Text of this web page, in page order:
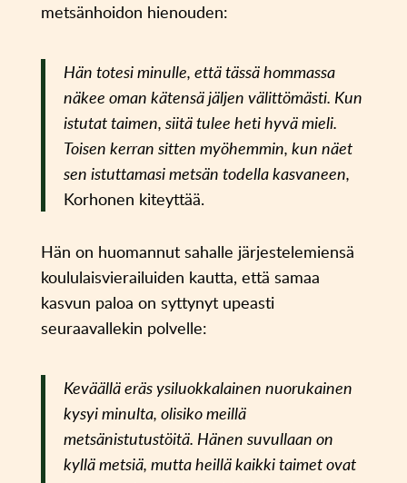
metsänhoidon hienouden:
Hän totesi minulle, että tässä hommassa
näkee oman kätensä jäljen välittömästi. Kun
istutat taimen, siitä tulee heti hyvä mieli.
Toisen kerran sitten myöhemmin, kun näet
sen istuttamasi metsän todella kasvaneen,
Korhonen kiteyttää.
Hän on huomannut sahalle järjestelemiensä
koululaisvierailuiden kautta, että samaa
kasvun paloa on syttynyt upeasti
seuraavallekin polvelle:
Keväällä eräs ysiluokkalainen nuorukainen
kysyi minulta, olisiko meillä
metsänistutustöitä. Hänen suvullaan on
kyllä metsiä, mutta heillä kaikki taimet ovat